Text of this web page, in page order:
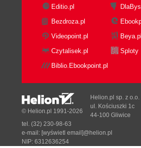
Editio.pl
Bezdroza.pl
Videopoint.pl
Beya.pl
Czytalisek.pl
Sploty
Biblio.Ebookpoint.pl
© Helion.pl 1991-2026
Helion.pl sp. z o.o.
ul. Kościuszki 1c
44-100 Gliwice
tel. (32) 230-98-63
e-mail: [wyświetl email]@helion.pl
NIP: 6312636254